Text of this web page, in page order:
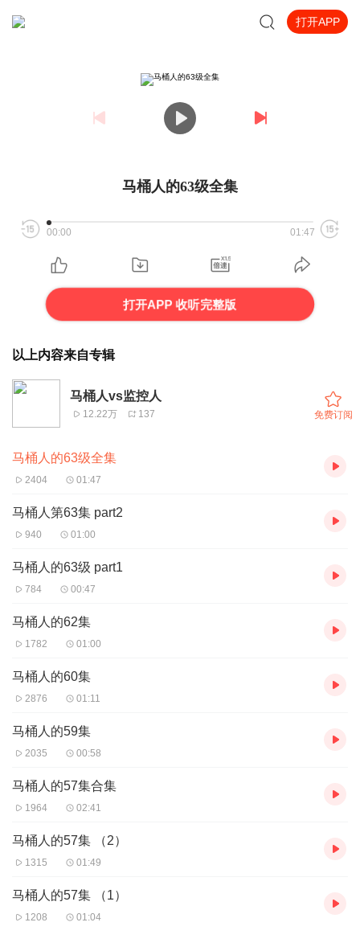
打开APP
马桶人的63级全集
00:00 01:47
打开APP 收听完整版
以上内容来自专辑
马桶人vs监控人
12.22万 137 免费订阅
马桶人的63级全集
2404 01:47
马桶人第63集 part2
940 01:00
马桶人的63级 part1
784 00:47
马桶人的62集
1782 01:00
马桶人的60集
2876 01:11
马桶人的59集
2035 00:58
马桶人的57集合集
1964 02:41
马桶人的57集 （2）
1315 01:49
马桶人的57集 （1）
1208 01:04